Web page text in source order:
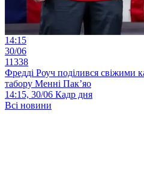
14:15
30/06
11338
Фредді Роуч поділився свіжими
табору Менні Пак’яо
14:15, 30/06 Кадр дня
Всі новини